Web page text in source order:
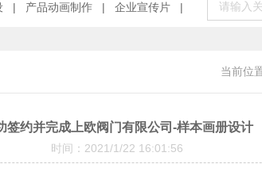
| 产品动画制作 | 企业宣传片 |
当前位
签约并完成上欧阀门有限公司-样本画册设计
时间：2021/1/22 16:01:56